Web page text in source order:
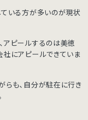
ている方が多いのが現状
アピールするのは美徳
社にアピールできていま
らも、自分が駐在に行き